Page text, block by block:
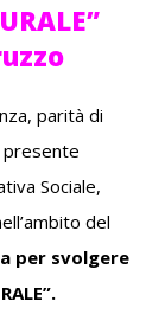
parità di
presente
Sociale,
del
per svolgere